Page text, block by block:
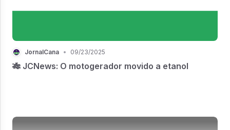
JornalCana • 09/23/2025
🎋 JCNews: O motogerador movido a etanol